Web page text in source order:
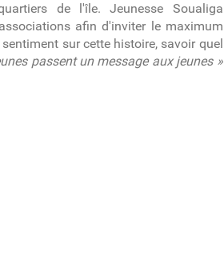
de l'île. Jeunesse Soualiga
afin d'inviter le maximum
sur cette histoire, savoir quel
passent un message aux jeunes »